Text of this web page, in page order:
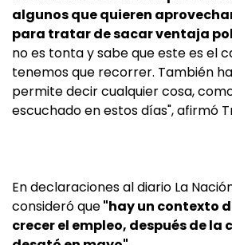
algunos que quieren
para tratar de sacar ventaja
no es tonta y sabe que este es el
tenemos que recorrer. También
permite decir cualquier cosa,
escuchado en estos días", afirmó
En declaraciones al diario La
consideró que"hay un contexto
crecer el empleo, después de la